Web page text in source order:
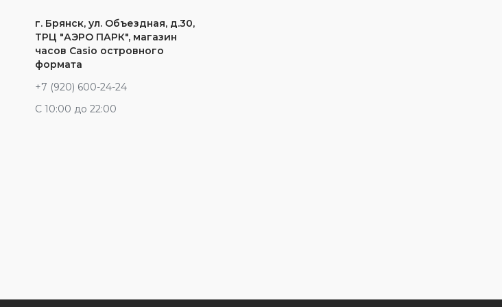
г. Брянск, ул. Объездная, д.30,
ТРЦ "АЭРО ПАРК", магазин
часов Casio островного
формата
+7 (920) 600-24-24
С 10:00 до 22:00